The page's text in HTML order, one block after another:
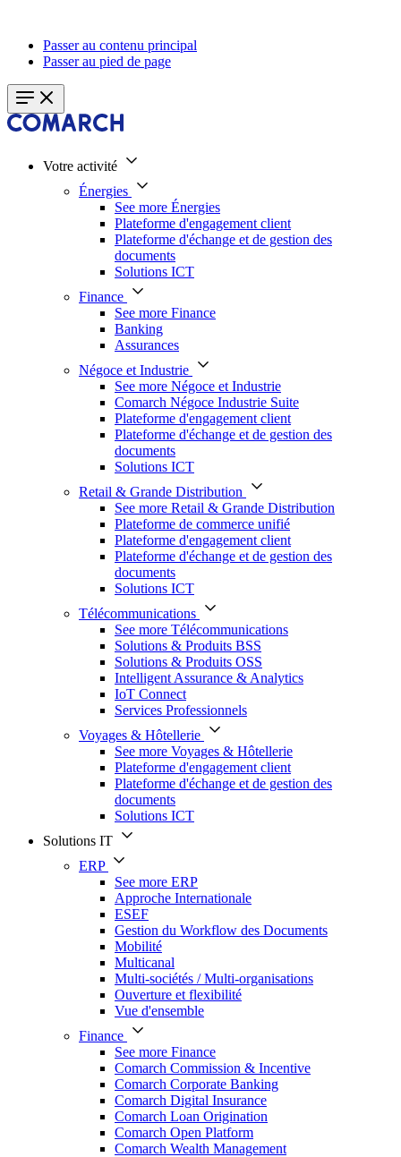
Passer au contenu principal
Passer au pied de page
Votre activité
Énergies
See more Énergies
Plateforme d'engagement client
Plateforme d'échange et de gestion des
documents
Solutions ICT
Finance
See more Finance
Banking
Assurances
Négoce et Industrie
See more Négoce et Industrie
Comarch Négoce Industrie Suite
Plateforme d'engagement client
Plateforme d'échange et de gestion des
documents
Solutions ICT
Retail & Grande Distribution
See more Retail & Grande Distribution
Plateforme de commerce unifié
Plateforme d'engagement client
Plateforme d'échange et de gestion des
documents
Solutions ICT
Télécommunications
See more Télécommunications
Solutions & Produits BSS
Solutions & Produits OSS
Intelligent Assurance & Analytics
IoT Connect
Services Professionnels
Voyages & Hôtellerie
See more Voyages & Hôtellerie
Plateforme d'engagement client
Plateforme d'échange et de gestion des
documents
Solutions ICT
Solutions IT
ERP
See more ERP
Approche Internationale
ESEF
Gestion du Workflow des Documents
Mobilité
Multicanal
Multi-sociétés / Multi-organisations
Ouverture et flexibilité
Vue d'ensemble
Finance
See more Finance
Comarch Commission & Incentive
Comarch Corporate Banking
Comarch Digital Insurance
Comarch Loan Origination
Comarch Open Platform
Comarch Wealth Management